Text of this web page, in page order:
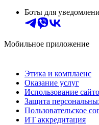
Боты для
Мобильное приложение
Этика и комплаенс
Оказание услуг
Использование
Защита
Пользовательское
ИТ аккредитация